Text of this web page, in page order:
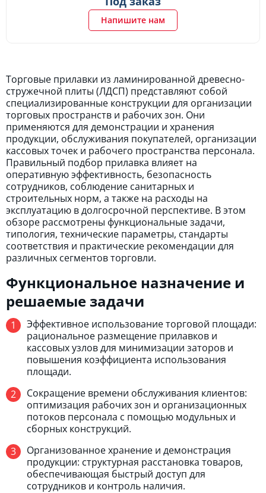
Напишите нам
Торговые прилавки из ламинированной древесно-
стружечной плиты (ЛДСП) представляют собой
специализированные конструкции для организации
торговых пространств и рабочих зон. Они
применяются для демонстрации и хранения
продукции, обслуживания покупателей, организации
кассовых точек и рабочего пространства персонала.
Правильный подбор прилавка влияет на
оперативную эффективность, безопасность
сотрудников, соблюдение санитарных и
строительных норм, а также на расходы на
эксплуатацию в долгосрочной перспективе. В этом
обзоре рассмотрены функциональные задачи,
типология, технические параметры, стандарты
соответствия и практические рекомендации для
различных сегментов торговли.
Функциональное назначение и
решаемые задачи
Эффективное использование торговой площади:
рациональное размещение прилавков и
кассовых узлов для минимизации заторов и
повышения коэффициента использования
площади.
Сокращение времени обслуживания клиентов:
оптимизация рабочих зон и организационных
потоков персонала с помощью модульных и
сборных конструкций.
Организованное хранение и демонстрация
продукции: структурная расстановка товаров,
обеспечивающая быстрый доступ для
сотрудников и контроль наличия.